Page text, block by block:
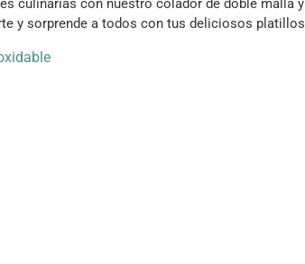
culinarias con nuestro colador de doble malla
y sorprende a todos con tus deliciosos